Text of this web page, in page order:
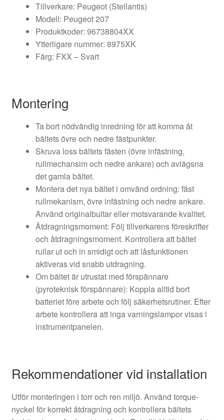
Tillverkare: Peugeot (Stellantis)
Modell: Peugeot 207
Produktkoder: 96738804XX
Ytterligare nummer: 8975XK
Färg: FXX – Svart
Montering
Ta bort nödvändig inredning för att komma åt
bältets övre och nedre fästpunkter.
Skruva loss bältets fästen (övre infästning,
rullmechansim och nedre ankare) och avlägsna
det gamla bältet.
Montera det nya bältet i omvänd ordning: fäst
rullmekanism, övre infästning och nedre ankare.
Använd originalbultar eller motsvarande kvalitet.
Åtdragningsmoment: Följ tillverkarens föreskrifter
och åtdragningsmoment. Kontrollera att bältet
rullar ut och in smidigt och att låsfunktionen
aktiveras vid snabb utdragning.
Om bältet är utrustat med förspännare
(pyroteknisk förspännare): Koppla alltid bort
batteriet före arbete och följ säkerhetsrutiner. Efter
arbete kontrollera att inga varningslampor visas i
instrumentpanelen.
Rekommendationer vid installation
Utför monteringen i torr och ren miljö. Använd torque-
nyckel för korrekt åtdragning och kontrollera bältets